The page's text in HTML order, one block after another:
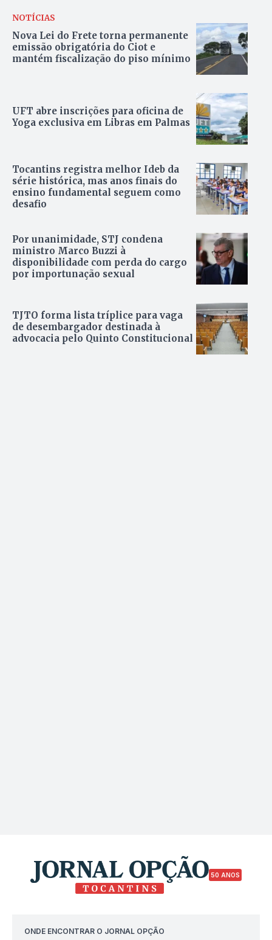
NOTÍCIAS
Nova Lei do Frete torna permanente
emissão obrigatória do Ciot e
mantém fiscalização do piso mínimo
UFT abre inscrições para oficina de
Yoga exclusiva em Libras em Palmas
Tocantins registra melhor Ideb da
série histórica, mas anos finais do
ensino fundamental seguem como
desafio
Por unanimidade, STJ condena
ministro Marco Buzzi à
disponibilidade com perda do cargo
por importunação sexual
TJTO forma lista tríplice para vaga
de desembargador destinada à
advocacia pelo Quinto Constitucional
50 ANOS
ONDE ENCONTRAR O JORNAL OPÇÃO